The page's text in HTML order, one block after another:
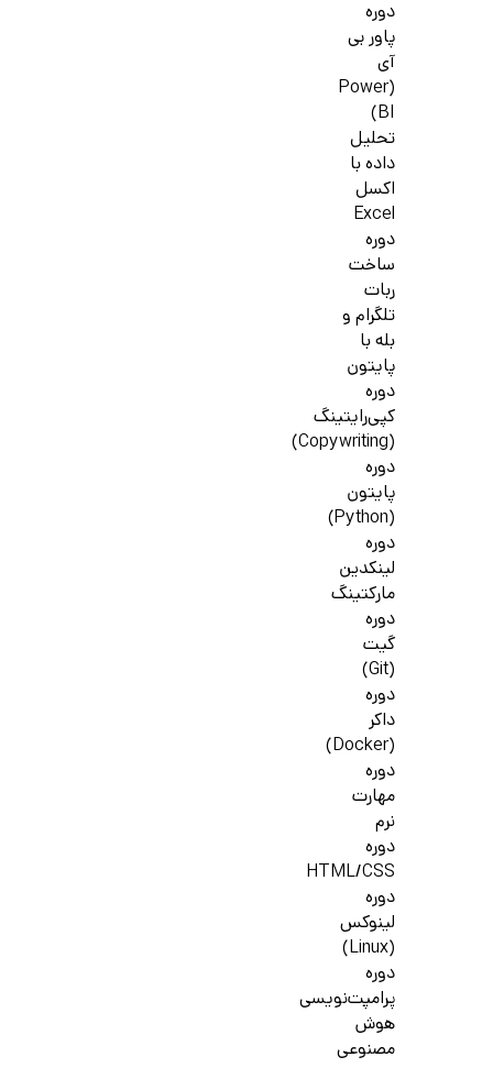
دوره
پاور بی
آی
(Power
BI)
تحلیل
داده با
اکسل
Excel
دوره
ساخت
ربات
تلگرام و
بله با
پایتون
دوره
کپی‌رایتینگ
(Copywriting)
دوره
پایتون
(Python)
دوره
لینکدین
مارکتینگ
دوره
گیت
(Git)
دوره
داکر
(Docker)
دوره
مهارت
نرم
دوره
HTML/CSS
دوره
لینوکس
(Linux)
دوره
پرامپت‌نویسی
هوش
مصنوعی